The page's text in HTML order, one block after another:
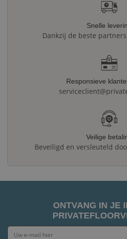
Snelle
Dankzij de beste
Responsieve
Veilige
Beveiligd en versleuteld
ONTVANG IN JE